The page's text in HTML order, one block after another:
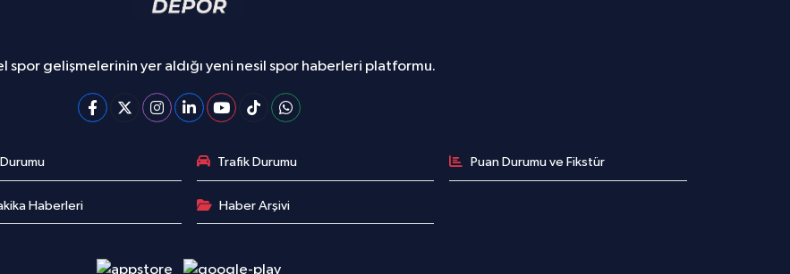
spor gelişmelerinin yer aldığı yeni nesil spor haberleri platformu.
Trafik Durumu Puan Durumu ve Fikstür
Haberleri Haber Arşivi